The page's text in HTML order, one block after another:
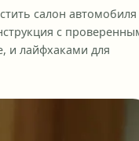
салон автомобиля
с
и лайфхаками для